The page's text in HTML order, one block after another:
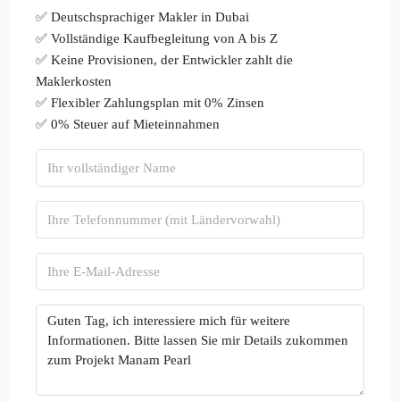
✅ Deutschsprachiger Makler in Dubai
✅ Vollständige Kaufbegleitung von A bis Z
✅ Keine Provisionen, der Entwickler zahlt die
Maklerkosten
✅ Flexibler Zahlungsplan mit 0% Zinsen
✅ 0% Steuer auf Mieteinnahmen